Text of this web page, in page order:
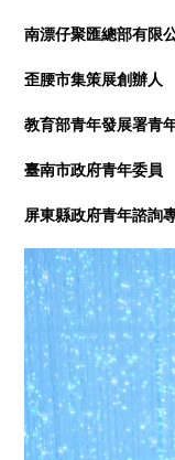
南漂仔聚匯總部有限
歪腰市集策展創辦人
教育部青年發展署青
臺南市政府青年委員
屏東縣政府青年諮詢